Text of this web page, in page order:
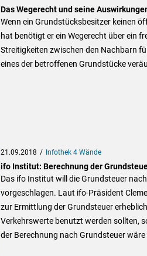
Das Wegerecht und seine
Wenn ein Grundstücksbesitzer keinen
hat benötigt er ein Wegerecht über ein
Streitigkeiten zwischen den Nachbarn
eines der betroffenen Grundstücke
21.09.2018 Infothek 4 Wände
ifo Institut: Berechnung der
Das ifo Institut will die Grundsteuer
vorgeschlagen. Laut ifo-Präsident
zur Ermittlung der Grundsteuer
Verkehrswerte benutzt werden sollten,
der Berechnung nach Grundsteuer